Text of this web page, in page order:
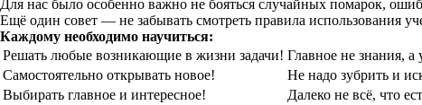
Для нас было особенно важно не бояться случайных помарок,
Ещё один совет — не забывать смотреть правила использования
Каждому необходимо научиться:
Решать любые возникающие в жизни задачи! Главное не знания, а
Самостоятельно открывать новое!
Не надо зубрить и
Выбирать главное и интересное!
Далеко не всё, что